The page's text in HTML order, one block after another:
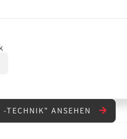
-TECHNIK" ANSEHEN